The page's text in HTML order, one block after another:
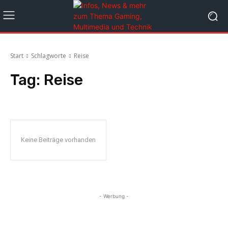
Start Schlagworte Reise
Tag: Reise
Keine Beiträge vorhanden
- Werbung -